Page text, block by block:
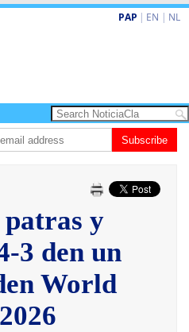
PAP | EN | NL
pa atende kehonan di ciudadano
Subscribe
y
3 den un
World